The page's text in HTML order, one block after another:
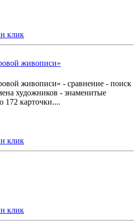
клик
живописи»
живописи» - сравнение - поиск
художников - знаменитые
172 карточки....
клик
клик